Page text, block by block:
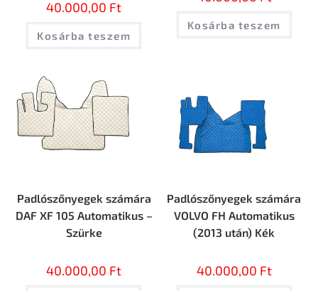
40.000,00 Ft
Kosárba teszem
Kosárba teszem
Padlószőnyegek számára
DAF XF 105 Automatikus –
Szürke
40.000,00 Ft
Padlószőnyegek számára
VOLVO FH Automatikus
(2013 után) Kék
40.000,00 Ft